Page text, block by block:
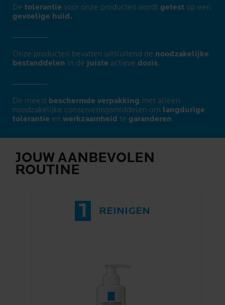
De tolerantie voor onze producten wordt getest op een
gevoelige huid.
Onze producten bevatten uitsluitend de noodzakelijke
bestanddelen in de juiste actieve dosis.
De meest beschermde verpakking met alleen
noodzakelijke conserveringsmiddelen om langdurige
tolerantie en werkzaamheid te garanderen.
JOUW AANBEVOLEN
ROUTINE
1 REINIGEN